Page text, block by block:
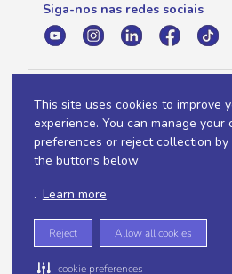
This site uses cookies to improve
experience. You can manage your
preferences or reject collection by
the buttons below
. Learn more
Reject Allow all cookies
cookie preferences
Siga-nos nas redes sociais
A venda e o consumo de bebidas
válidas para a loja eletrônica,
para menos, por conta de
do pedido. Produtos em
20/03/97). A venda está
Caso algum produto venha a